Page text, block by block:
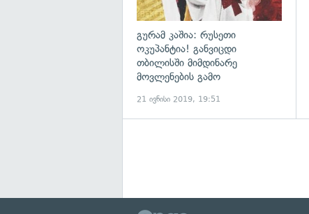
გურამ კაშია: რუსეთი
ოკუპანტია! განვიცდი
თბილისში მიმდინარე
მოვლენების გამო
21 ივნისი 2019, 19:51